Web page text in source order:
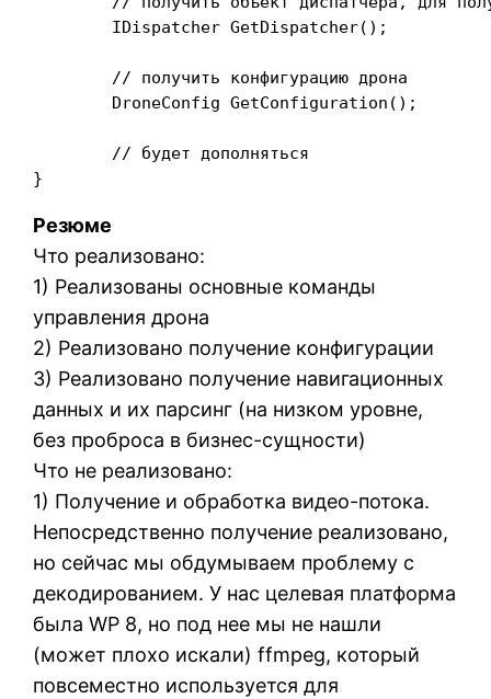
        DroneConfig GetConfiguration();
        // будет дополняться
Резюме
Что реализовано:
1) Реализованы основные команды
управления дрона
2) Реализовано получение конфигурации
3) Реализовано получение навигационных
данных и их парсинг (на низком уровне,
без проброса в бизнес-сущности)
Что не реализовано:
1) Получение и обработка видео-потока.
Непосредственно получение реализовано,
но сейчас мы обдумываем проблему с
декодированием. У нас целевая платформа
была WP 8, но под нее мы не нашли
(может плохо искали) ffmpeg, который
повсеместно используется для